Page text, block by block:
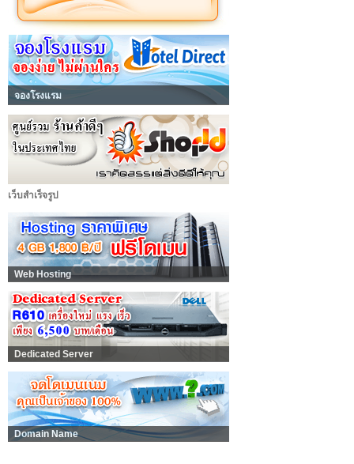
จองโรงแรม
เว็บสำเร็จรูป
Web Hosting
Dedicated Server
Domain Name